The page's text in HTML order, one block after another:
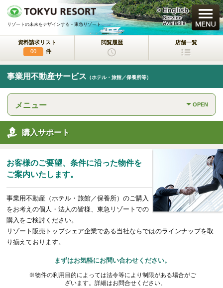
リゾートの未来をデザインする - 東急リゾート
> English
Service
Available
資料請求リスト
00
件
閲覧履歴 店舗一覧
事業用不動産サービス （ホテル・旅館／保養所等）
メニュー OPEN
購入サポート
お客様のご要望、条件に沿った物件を
ご案内いたします。
事業用不動産（ホテル・旅館／保養所）のご購入
をお考えの個人・法人の皆様、東急リゾートでの
購入をご検討ください。
リゾート販売トップシェア企業である当社ならではのラインナップを取
り揃えております。
まずはお気軽にお問い合わせください。
※物件の利用目的によっては法令等により制限がある場合がご
ざいます。詳細はお問合せください。
買いたい
新規・新築マンション
中古物件
一戸建て/マンション/土地
東急ハーヴェストクラブ
会員制リゾートホテル
ホテルコンドミニアム
所有するリゾートから
事業用不動産サービス
（ホテル・旅館／保養所等）
海外事業（ハワイ）
海外事業（フィリピン）